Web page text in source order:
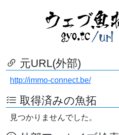
元URL(外部)
http://immo-connect.be/
取得済みの魚拓
見つかりませんでした。